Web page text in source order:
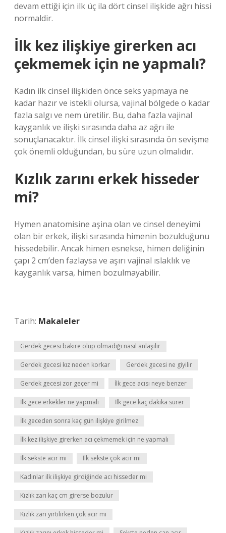
devam ettiği için ilk üç ila dört cinsel ilişkide ağrı hissi
normaldir.
İlk kez ilişkiye girerken acı
çekmemek için ne yapmalı?
Kadın ilk cinsel ilişkiden önce seks yapmaya ne
kadar hazır ve istekli olursa, vajinal bölgede o kadar
fazla salgı ve nem üretilir. Bu, daha fazla vajinal
kayganlık ve ilişki sırasında daha az ağrı ile
sonuçlanacaktır. İlk cinsel ilişki sırasında ön sevişme
çok önemli olduğundan, bu süre uzun olmalıdır.
Kızlık zarını erkek hisseder
mi?
Hymen anatomisine aşina olan ve cinsel deneyimi
olan bir erkek, ilişki sırasında himenin bozulduğunu
hissedebilir. Ancak himen esnekse, himen deliğinin
çapı 2 cm’den fazlaysa ve aşırı vajinal ıslaklık ve
kayganlık varsa, himen bozulmayabilir.
Tarih: Makaleler
Gerdek gecesi bakire olup olmadığı nasıl anlaşılır
Gerdek gecesi kız neden korkar Gerdek gecesi ne giyilir
Gerdek gecesi zor geçer mi İlk gece acısı neye benzer
İlk gece erkekler ne yapmalı İlk gece kaç dakika sürer
İlk geceden sonra kaç gün ilişkiye girilmez
İlk kez ilişkiye girerken acı çekmemek için ne yapmalı
İlk sekste acır mı İlk sekste çok acır mı
Kadınlar ilk ilişkiye girdiğinde acı hisseder mi
Kızlık zarı kaç cm girerse bozulur
Kızlık zarı yırtılırken çok acır mı